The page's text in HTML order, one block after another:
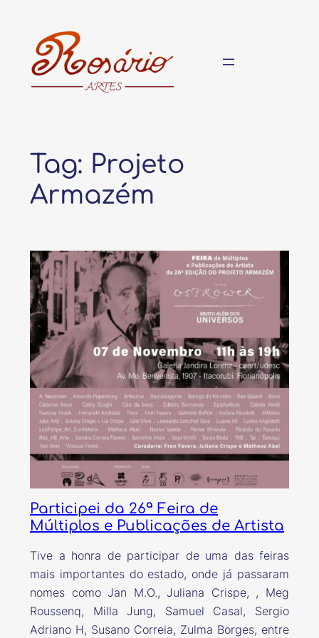
conteúdo
Tag: Projeto
Armazém
Participei da 26ª Feira de
Múltiplos e Publicações de Artista
Tive a honra de participar de uma das feiras
mais importantes do estado, onde já passaram
nomes como Jan M.O., Juliana Crispe, , Meg
Roussenq, Milla Jung, Samuel Casal, Sergio
Adriano H, Susano Correia, Zulma Borges, entre